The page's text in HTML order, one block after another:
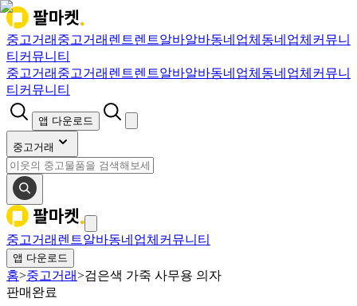
중고거래 중고거래 렌트렌트알바알바동네업체 동네업체 커뮤니
티 커뮤니티
중고거래 중고거래 렌트렌트알바알바동네업체 동네업체 커뮤니
티 커뮤니티
앱 다운로드
중고거래
중고거래 렌트알바동네업체 커뮤니티
앱 다운로드
홈>중고거래>검은색 가죽 사무용 의자
판매완료